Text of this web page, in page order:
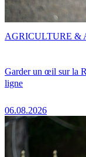
Garder un œil sur la
ligne
06.08.2026
AGRICULTURE &